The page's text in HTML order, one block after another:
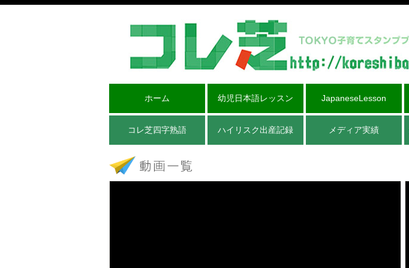
ホーム 幼児日本語レッスン JapaneseLesson
コレ芝四字熟語 ハイリスク出産記録 メディア実績